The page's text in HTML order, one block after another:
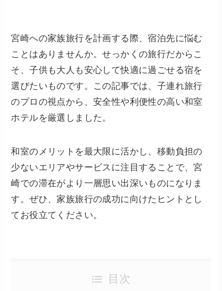
宮崎への家族旅行を計画する際、宿泊先に悩む
ことはありませんか。せっかくの旅行だからこ
そ、子供も大人も安心して快適に過ごせる宿を
選びたいものです。この記事では、子連れ旅行
のプロの視点から、安全性や利便性の高い和室
ホテルを厳選しました。
和室のメリットを最大限に活かし、移動負担の
少ないエリアやサービスに注目することで、宮
崎での滞在がより一層思い出深いものになりま
す。ぜひ、家族旅行の成功に向けたヒントとし
てお役立てください。
目次